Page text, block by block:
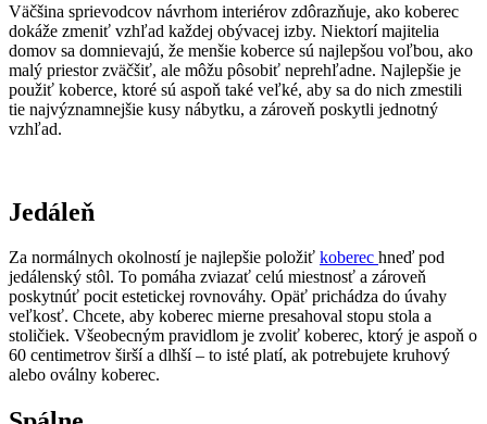
Väčšina sprievodcov návrhom interiérov zdôrazňuje, ako koberec
dokáže zmeniť vzhľad každej obývacej izby. Niektorí majitelia
domov sa domnievajú, že menšie koberce sú najlepšou voľbou, ako
malý priestor zväčšiť, ale môžu pôsobiť neprehľadne. Najlepšie je
použiť koberce, ktoré sú aspoň také veľké, aby sa do nich zmestili
tie najvýznamnejšie kusy nábytku, a zároveň poskytli jednotný
vzhľad.
Jedáleň
Za normálnych okolností je najlepšie položiť koberec hneď pod
jedálenský stôl. To pomáha zviazať celú miestnosť a zároveň
poskytnúť pocit estetickej rovnováhy. Opäť prichádza do úvahy
veľkosť. Chcete, aby koberec mierne presahoval stopu stola a
stoličiek. Všeobecným pravidlom je zvoliť koberec, ktorý je aspoň o
60 centimetrov širší a dlhší – to isté platí, ak potrebujete kruhový
alebo oválny koberec.